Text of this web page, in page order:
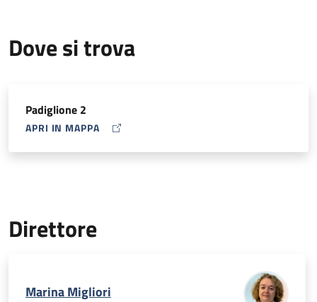
Dove si trova
Padiglione 2
APRI IN MAPPA
MAP ICON
Direttore
Marina Migliori